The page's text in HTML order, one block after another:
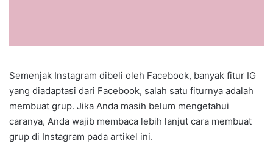
Semenjak Instagram dibeli oleh Facebook, banyak fitur IG
yang diadaptasi dari Facebook, salah satu fiturnya adalah
membuat grup. Jika Anda masih belum mengetahui
caranya, Anda wajib membaca lebih lanjut cara membuat
grup di Instagram pada artikel ini.